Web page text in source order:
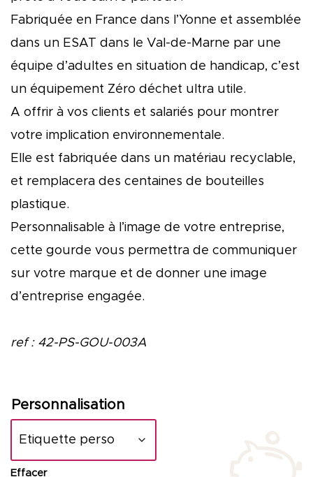
Fabriquée en France dans l’Yonne et assemblée
dans un ESAT dans le Val-de-Marne par une
équipe d’adultes en situation de handicap, c’est
un équipement Zéro déchet ultra utile.
A offrir à vos clients et salariés pour montrer
votre implication environnementale.
Elle est fabriquée dans un matériau recyclable,
et remplacera des centaines de bouteilles
plastique.
Personnalisable à l’image de votre entreprise,
cette gourde vous permettra de communiquer
sur votre marque et de donner une image
d’entreprise engagée.
ref : 42-PS-GOU-003A
Personnalisation
Effacer